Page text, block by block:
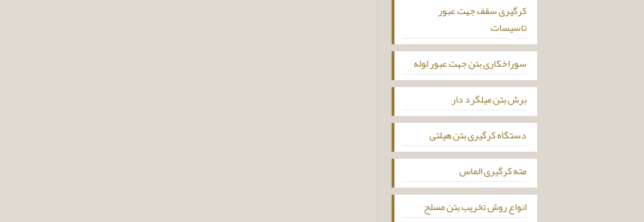
کرگیری سقف جهت عبور
تاسیسات
سوراخکاری بتن جهت عبور لوله
برش بتن میلگرد دار
دستگاه کرگیری بتن هیلتی
مته کرگیری الماس
انواع روش تخریب بتن مسلح